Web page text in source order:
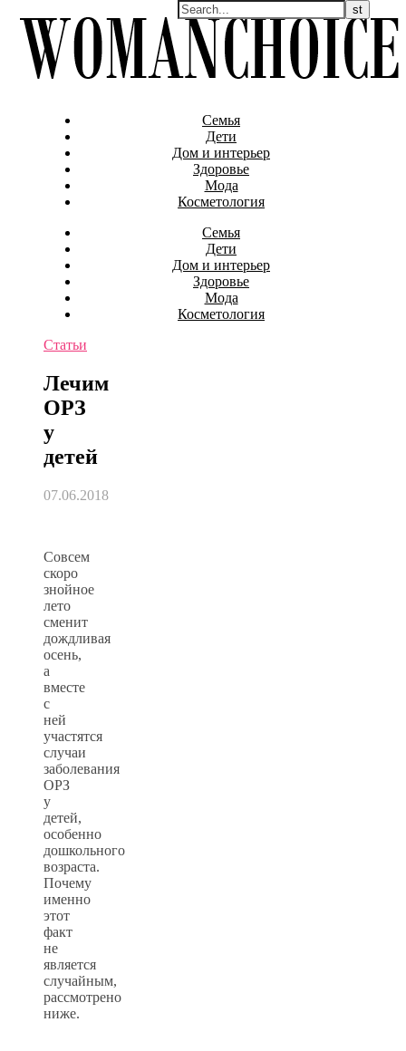
Семья
Дети
Дом и интерьер
Здоровье
Мода
Косметология
Семья
Дети
Дом и интерьер
Здоровье
Мода
Косметология
Статьи
Лечим
ОРЗ
у
детей
07.06.2018
Совсем
скоро
знойное
лето
сменит
дождливая
осень,
а
вместе
с
ней
участятся
случаи
заболевания
ОРЗ
у
детей,
особенно
дошкольного
возраста.
Почему
именно
этот
факт
не
является
случайным,
рассмотрено
ниже.